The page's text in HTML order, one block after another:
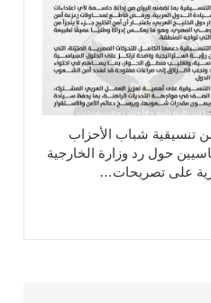
تنسيقية شباب الأحزاب
حول رد وزارة الخارجية
على تصريحات…